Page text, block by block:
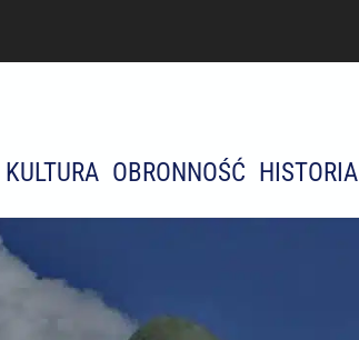
KULTURA OBRONNOŚĆ HISTORIA